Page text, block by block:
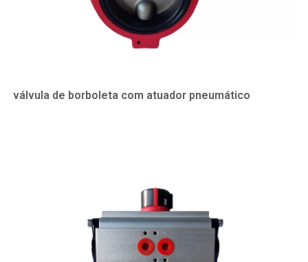
válvula de borboleta com atuador pneumático